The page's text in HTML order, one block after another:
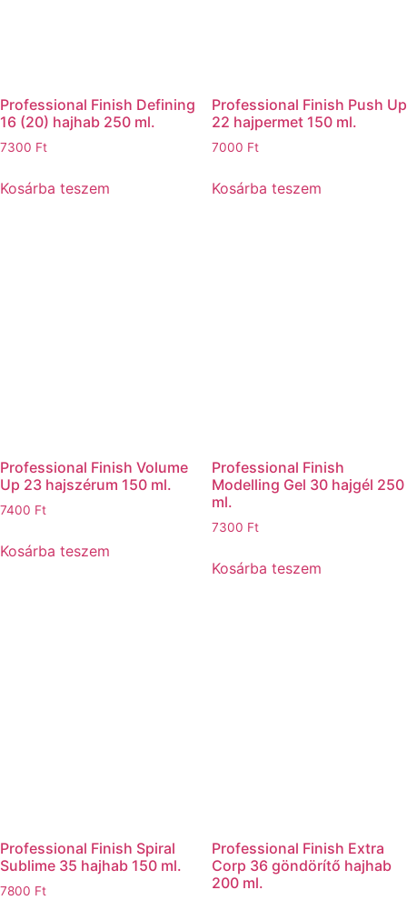
Professional Finish Defining
16 (20) hajhab 250 ml.
7300 Ft
Kosárba teszem
Professional Finish Push Up
22 hajpermet 150 ml.
7000 Ft
Kosárba teszem
Professional Finish Volume
Up 23 hajszérum 150 ml.
7400 Ft
Kosárba teszem
Professional Finish
Modelling Gel 30 hajgél 250
ml.
7300 Ft
Kosárba teszem
Professional Finish Spiral
Sublime 35 hajhab 150 ml.
7800 Ft
Professional Finish Extra
Corp 36 göndörítő hajhab
200 ml.